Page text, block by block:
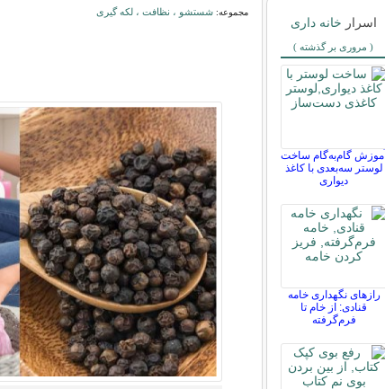
مجموعه:شستشو ، نظافت ، لکه گیری
اسرار خانه داری
( مروری بر گذشته )
آموزش گام‌به‌گام ساخت
لوستر سه‌بعدی با کاغذ
دیواری
رازهای نگهداری خامه
قنادی: از خام تا
فرم‌گرفته